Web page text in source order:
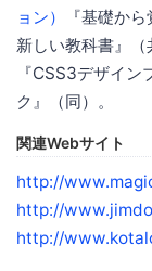
ョン）
『基礎か
新しい教科書』（
『CSS3デザイ
ク』（同）。
関連Webサイト
http://
http://
http://